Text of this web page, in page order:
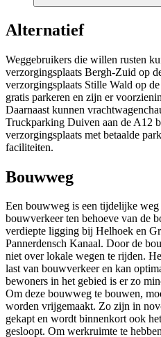
Alternatief
Weggebruikers die willen rusten
verzorgingsplaats Bergh-Zuid op
verzorgingsplaats Stille Wald op
gratis parkeren en zijn er
Daarnaast kunnen
Truckparking Duiven aan de A12
verzorgingsplaats met betaalde
faciliteiten.
Bouwweg
Een bouwweg is een tijdelijke
bouwverkeer ten behoeve van de
verdiepte ligging bij Helhoek en
Pannerdensch Kanaal. Door de
niet over lokale wegen te rijden.
last van bouwverkeer en kan
bewoners in het gebied is er zo
Om deze bouwweg te bouwen,
worden vrijgemaakt. Zo zijn in
gekapt en wordt binnenkort ook
gesloopt. Om werkruimte te